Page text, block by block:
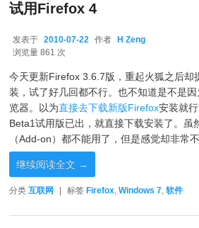
试用Firefox 4
发表于 2010-07-22 作者 H Zeng
浏览量 861 次
今天更新Firefox 3.6.7版，重起火狐之后却
装，试了好几回都不行。也不知道是不是
览器。以为直接去下载新版Firefox安装就
Beta1试用版已出，就直接下载安装了。虽
（Add-on）都不能用了，但是感觉却非常不
继续阅读全文 →
分类 互联网 | 标签 Firefox,Windows 7,软件